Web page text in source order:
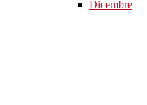
Dicembre